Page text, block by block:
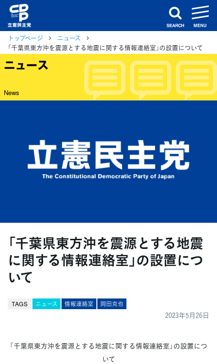
search
トップページ
ニュース
「千葉県東方沖を震源とする地震に関する情報連絡室」の設置について
ニュース
News
「千葉県東方沖を震源とする地震
に関する情報連絡室」の設置につ
いて
TAGS ニュース 情報連絡室 岡田克也
2023年5月26日
「千葉県東方沖を震源とする地震に関する情報連絡室」の設置につ
いて